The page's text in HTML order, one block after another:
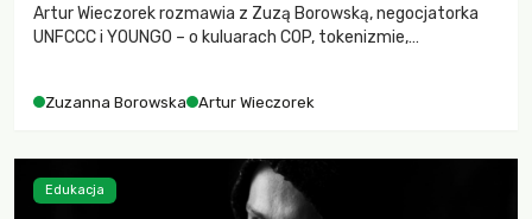
Artur Wieczorek rozmawia z Zuzą Borowską, negocjatorka
UNFCCC i YOUNGO – o kuluarach COP, tokenizmie,
Zuzanna Borowska Artur Wieczorek
Edukacja